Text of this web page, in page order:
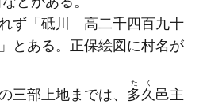
ず「砥川 高二千四百九十
とある。正保絵図に村名が
三部上地までは、 多久
たく
邑主